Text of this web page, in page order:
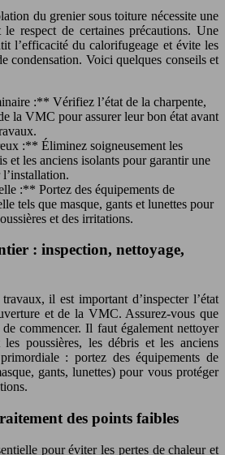
du grenier sous toiture nécessite une
respect de certaines précautions. Une
l’efficacité du calorifugeage et évite les
condensation. Voici quelques conseils et
:** Vérifiez l’état de la charpente,
la VMC pour assurer leur bon état avant
:** Éliminez soigneusement les
et les anciens isolants pour garantir une
:** Portez des équipements de
tels que masque, gants et lunettes pour
et des irritations.
: inspection, nettoyage,
il est important d’inspecter l’état
et de la VMC. Assurez-vous que
commencer. Il faut également nettoyer
poussières, les débris et les anciens
: portez des équipements de
gants, lunettes) pour vous protéger
des points faibles
pour éviter les pertes de chaleur et